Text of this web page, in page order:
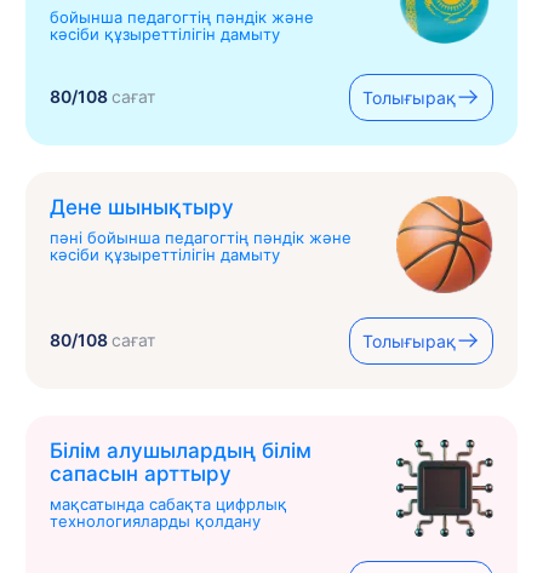
бойынша педагогтің пәндік және
кәсіби құзыреттілігін дамыту
80/108сағат Толығырақ
Дене шынықтыру
пәні бойынша педагогтің пәндік және
кәсіби құзыреттілігін дамыту
80/108сағат Толығырақ
Білім алушылардың білім
сапасын арттыру
мақсатында сабақта цифрлық
технологияларды қолдану